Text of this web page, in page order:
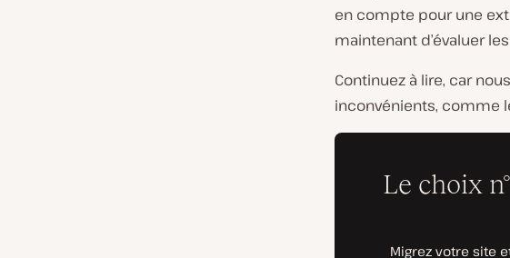
en compte pour une
maintenant d’évaluer
Continuez à lire, car
inconvénients, comme